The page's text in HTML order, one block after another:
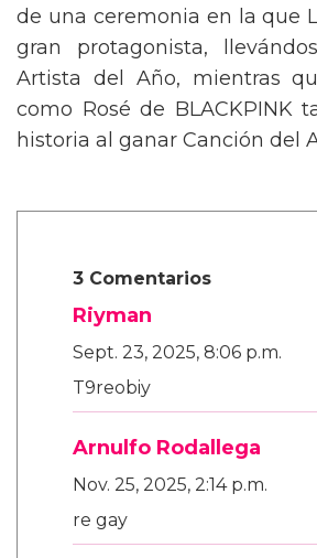
de una ceremonia en la que
gran protagonista,
Artista del Año, mientras
como Rosé de BLACKPINK
historia al ganar Canción del
3 Comentarios
Riyman
Sept. 23, 2025, 8:06 p.m.
T9reobiy
Arnulfo Rodallega
Nov. 25, 2025, 2:14 p.m.
re gay